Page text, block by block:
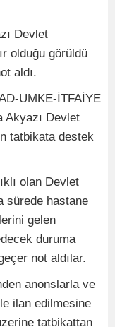
Devlet
olduğu görüldü
aldı.
UMKE-İTFAİYE
Akyazı Devlet
tatbikata destek
olan Devlet
sürede hastane
gelen
duruma
not aldılar.
anonslarla ve
ilan edilmesine
tatbikattan